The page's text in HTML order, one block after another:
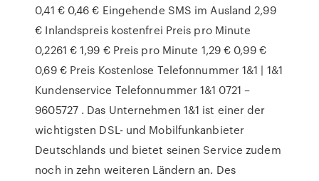
0,41 € 0,46 € Eingehende SMS im Ausland 2,99
€ Inlandspreis kostenfrei Preis pro Minute
0,2261 € 1,99 € Preis pro Minute 1,29 € 0,99 €
0,69 € Preis Kostenlose Telefonnummer 1&1 | 1&1
Kundenservice Telefonnummer 1&1 0721 –
9605727 . Das Unternehmen 1&1 ist einer der
wichtigsten DSL- und Mobilfunkanbieter
Deutschlands und bietet seinen Service zudem
noch in zehn weiteren Ländern an. Des